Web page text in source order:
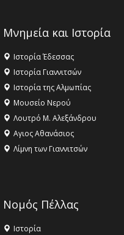
Μνημεία και Ιστορία
Ιστορία Έδεσσας
Ιστορία Γιαννιτσών
Ιστορία της Αλμωπίας
Μουσείο Νερού
Λουτρό Μ. Αλεξάνδρου
Αγιος Αθανάσιος
Λίμνη των Γιαννιτσών
Νομός Πέλλας
Ιστορία